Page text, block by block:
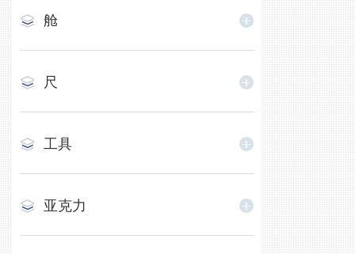
舱
尺
工具
亚克力